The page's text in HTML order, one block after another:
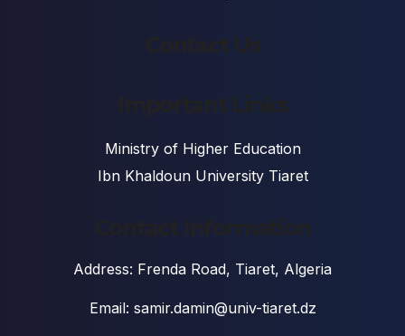
Contact Us
Important Links
Ministry of Higher Education
Ibn Khaldoun University Tiaret
Contact Information
Address: Frenda Road, Tiaret, Algeria
Email: samir.damin@univ-tiaret.dz